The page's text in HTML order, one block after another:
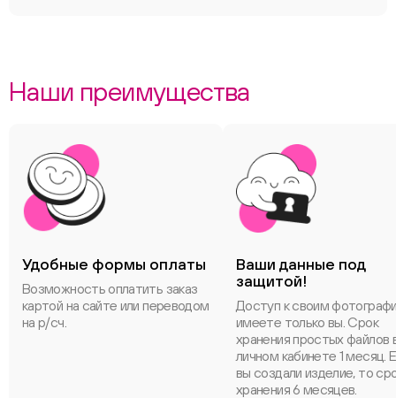
Наши преимущества
Удобные формы оплаты
Возможность оплатить заказ
картой на сайте или переводом
на р/сч.
Ваши данные под
защитой!
Доступ к своим
имеете только вы. Срок
хранения простых файлов
личном кабинете 1 месяц.
вы создали изделие, то
хранения 6 месяцев.